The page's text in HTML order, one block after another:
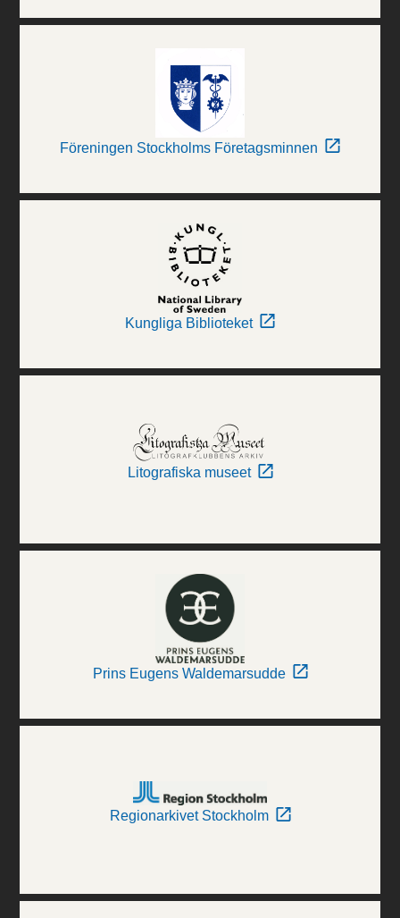
Föreningen Stockholms Företagsminnen
Kungliga Biblioteket
Litografiska museet
Prins Eugens Waldemarsudde
Regionarkivet Stockholm